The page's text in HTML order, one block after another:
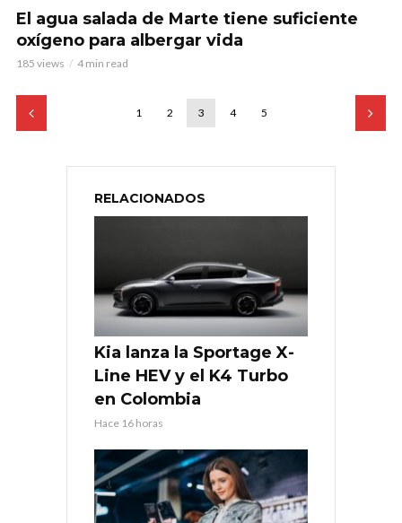
El agua salada de Marte tiene suficiente
oxígeno para albergar vida
185 views 4 min read
1 2 3 4 5
RELACIONADOS
Kia lanza la Sportage X-
Line HEV y el K4 Turbo
en Colombia
Hace 16 horas